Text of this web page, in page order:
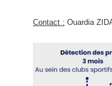
Contact : Ouardia